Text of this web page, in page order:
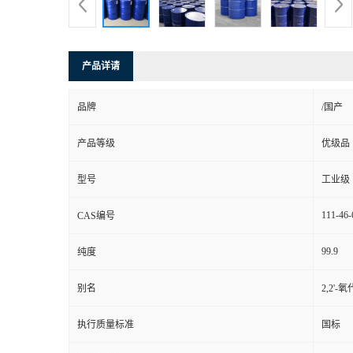
产品详请
品牌 /国产
产品等级 优级品
型号 工业级
CAS编号 111-46-
纯度 99.9
别名 2,2'-氧
执行质量标准 国标